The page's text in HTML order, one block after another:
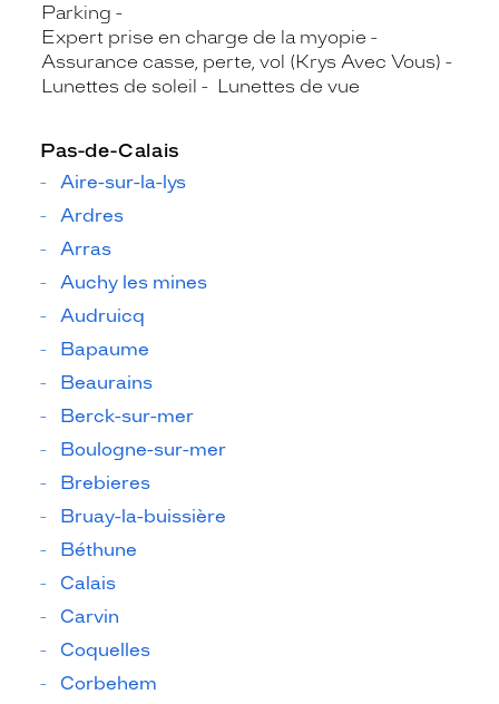
Parking
Expert prise en charge de la myopie
Assurance casse, perte, vol (Krys Avec Vous)
Lunettes de soleil
Lunettes de vue
Pas-de-Calais
Aire-sur-la-lys
Ardres
Arras
Auchy les mines
Audruicq
Bapaume
Beaurains
Berck-sur-mer
Boulogne-sur-mer
Brebieres
Bruay-la-buissière
Béthune
Calais
Carvin
Coquelles
Corbehem